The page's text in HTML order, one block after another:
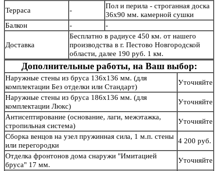
Терраса
-
Пол и перила - строганная доска
36х90 мм. камерной сушки
Балкон
- -
Доставка
Бесплатно в радиусе 450 км. от нашего
производства в г. Пестово Новгородской
области, далее 190 руб. 1 км.
Дополнительные работы, на Ваш выбор:
Наружные стены из бруса 136х136 мм. (для
комплектации Без отделки или Стандарт)
Уточняйте
Наружные стены из бруса 186х136 мм. (для
комплектации Люкс)
Уточняйте
Антисептирование (основание, лаги, межэтажка,
стропильная система)
Уточняйте
Сборка венцов на узел пружинная сила, 1 м.п. стены
или перегородки
4 200 руб.
Отделка фронтонов дома снаружи "Имитацией
бруса" 17 мм.
Уточняйте